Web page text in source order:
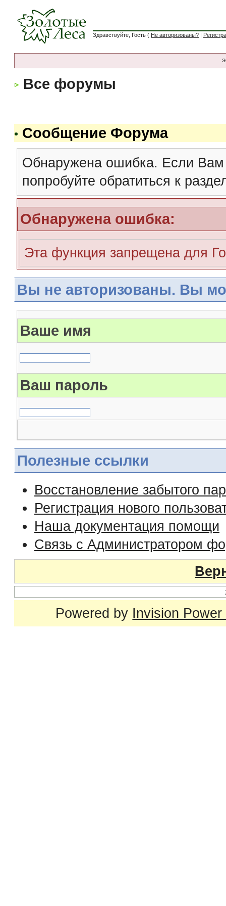
Здравствуйте, Гость ( Не авторизованы? |
Все форумы
Сообщение Форума
Обнаружена ошибка. Если
попробуйте обратиться к
Обнаружена ошибка:
Эта функция запрещена для
Вы не авторизованы. Вы
Ваше имя
Ваш пароль
Полезные ссылки
Восстановление забытого
Регистрация нового
Наша документация помощи
Связь с Администратором
Powered by Invision Power